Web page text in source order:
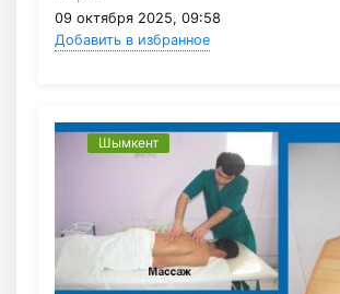
09 октября 2025, 09:58
Добавить в избранное
Шымкент